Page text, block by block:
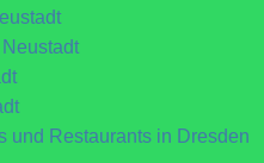
und Restaurants in Dresden